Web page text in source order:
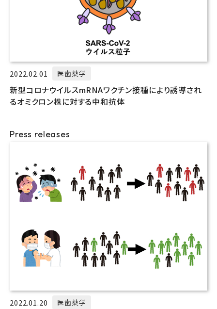
2022.02.01 医歯薬学
新型コロナウイルスmRNAワクチン接種により誘導され
るオミクロン株に対する中和抗体
Press releases
2022.01.20 医歯薬学